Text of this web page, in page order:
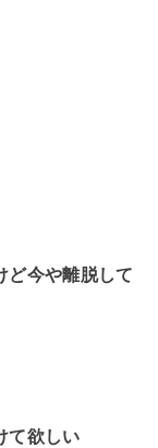
ど今や離脱して
て欲しい